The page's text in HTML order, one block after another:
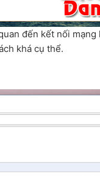
đến kết nối
khá cụ thể.